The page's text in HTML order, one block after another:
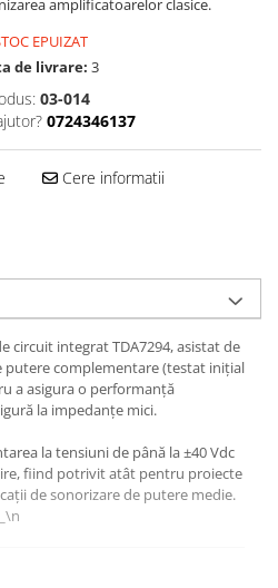
amplificatoarelor clasice.
EPUIZAT
de livrare: 3
03-014
0724346137
Cere informatii
circuit integrat TDA7294, asistat de
putere complementare (testat inițial
a asigura o performanță
la impedanțe mici.
la tensiuni de până la ±40 Vdc
fiind potrivit atât pentru proiecte
de sonorizare de putere medie.